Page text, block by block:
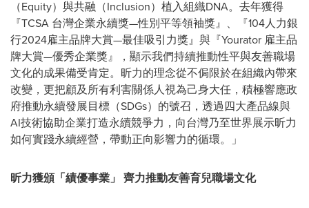
（Equity）與共融（Inclusion）植入組織DNA。去年獲得
『TCSA 台灣企業永續獎—性別平等領袖獎』、『104人力銀
行2024雇主品牌大賞—最佳吸引力獎』與『Yourator 雇主品
牌大賞—優秀企業獎』，顯示我們持續推動性平與友善職場
文化的成果備受肯定。昕力的理念從不侷限於在組織內帶來
改變，更把顧及所有利害關係人視為己身大任，積極響應政
府推動永續發展目標（SDGs）的號召，透過四大產品線與
AI技術協助企業打造永續競爭力，向台灣乃至世界展示昕力
如何實踐永續經營，帶動正向影響力的循環。」
昕力獲頒「績優事業」 齊力推動友善育兒職場文化